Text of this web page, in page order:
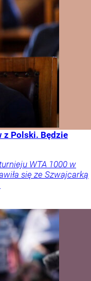
z Polski. Będzie
WTA 1000 w
się ze Szwajcarką